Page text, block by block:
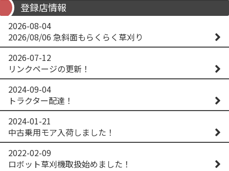
登録店情報
2026-08-04
2026/08/06 急斜面もらくらく草刈り
2026-07-12
リンクページの更新！
2024-09-04
トラクター配達！
2024-01-21
中古乗用モア入荷しました！
2022-02-09
ロボット草刈機取扱始めました！